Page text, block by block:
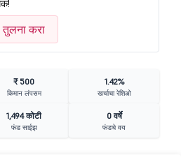
तुलना करा
₹ 500
किमान लंपसम
1.42%
खर्चाचा रेशिओ
1,494 कोटी
फंड साईझ
0 वर्षे
फंडचे वय